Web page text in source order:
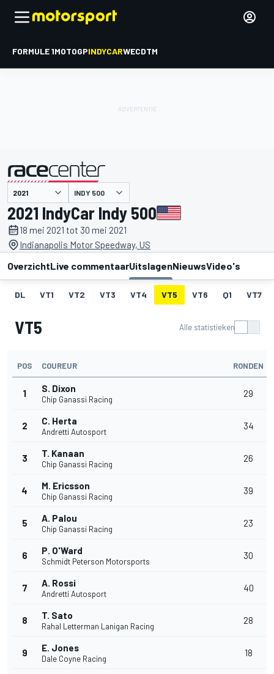
FORMULE 1MOTOGPINDYCARWECDTM
gepresenteerd door INDY 500
2021 IndyCar Indy 500
18 mei 2021 tot 30 mei 2021
Indianapolis Motor Speedway, US
OverzichtLive commentaarUitslagenNieuwsVideo's
DL VT1 VT2 VT3 VT4 VT5 VT6 Q1 VT7
VT5 Alle statistieken
POS COUREUR RONDEN
1 S. Dixon
Chip Ganassi Racing
29
2 C. Herta
Andretti Autosport
34
3 T. Kanaan
Chip Ganassi Racing
26
4 M. Ericsson
Chip Ganassi Racing
39
5 A. Palou
Chip Ganassi Racing
23
6 P. O'Ward
Schmidt Peterson Motorsports
30
7 A. Rossi
Andretti Autosport
40
8 T. Sato
Rahal Letterman Lanigan Racing
28
9 E. Jones
Dale Coyne Racing
18